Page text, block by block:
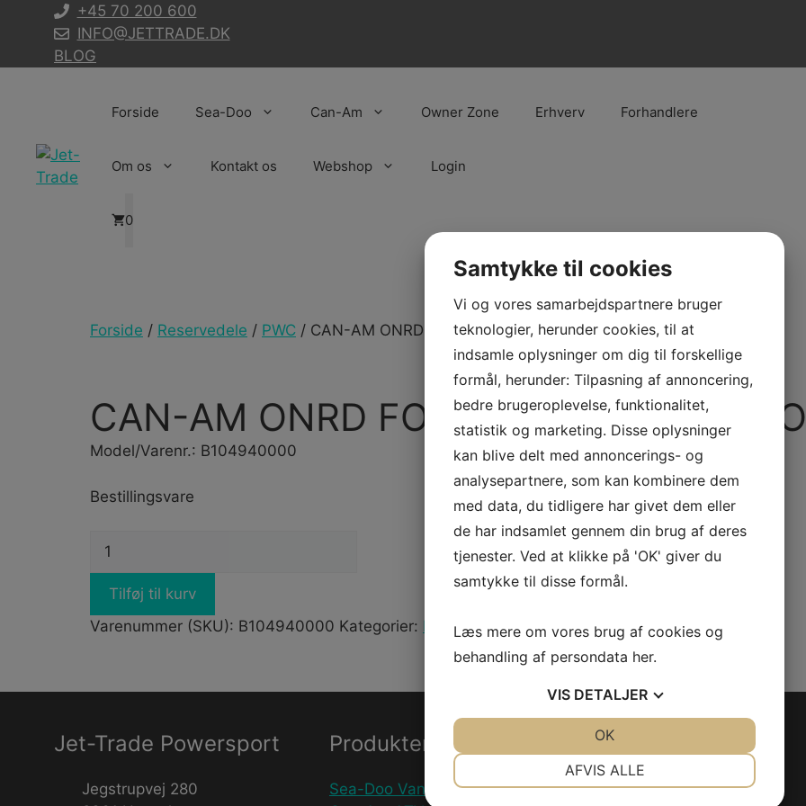
+45 70 200 600
INFO@JETTRADE.DK
BLOG
Forside Sea-Doo Can-Am Owner Zone Erhverv Forhandlere
Om os Kontakt os Webshop Login
0
Forside / Reservedele / PWC / CAN-AM ONRD FOLDABLE TRIPOD STOOL
CAN-AM ONRD FOLDABLE TRIPOD
Model/Varenr.: B104940000
Bestillingsvare
CAN-
ONRD
FOLDABLE
TRIPOD
Tilføj til kurv
Varenummer (SKU): B104940000 Kategorier: PWC ,Reservedele
Jet-Trade Powersport
Jegstrupvej 280
Produkter
Sea-Doo Vandscooter
Information
Handelsebetingelser
Samtykke til cookies
Vi og vores samarbejdspartnere bruger
teknologier, herunder cookies, til at
indsamle oplysninger om dig til forskellige
formål, herunder: Tilpasning af annoncering,
bedre brugeroplevelse, funktionalitet,
statistik og marketing. Disse oplysninger
kan blive delt med annoncerings- og
analysepartnere, som kan kombinere dem
med data, du tidligere har givet dem eller
de har indsamlet gennem din brug af deres
tjenester. Ved at klikke på 'OK' giver du
samtykke til disse formål.
Læs mere om vores brug af cookies og
behandling af persondata her.
VIS DETALJER
AFVIS ALLE
OK